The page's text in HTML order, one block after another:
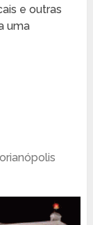
e outras
uma